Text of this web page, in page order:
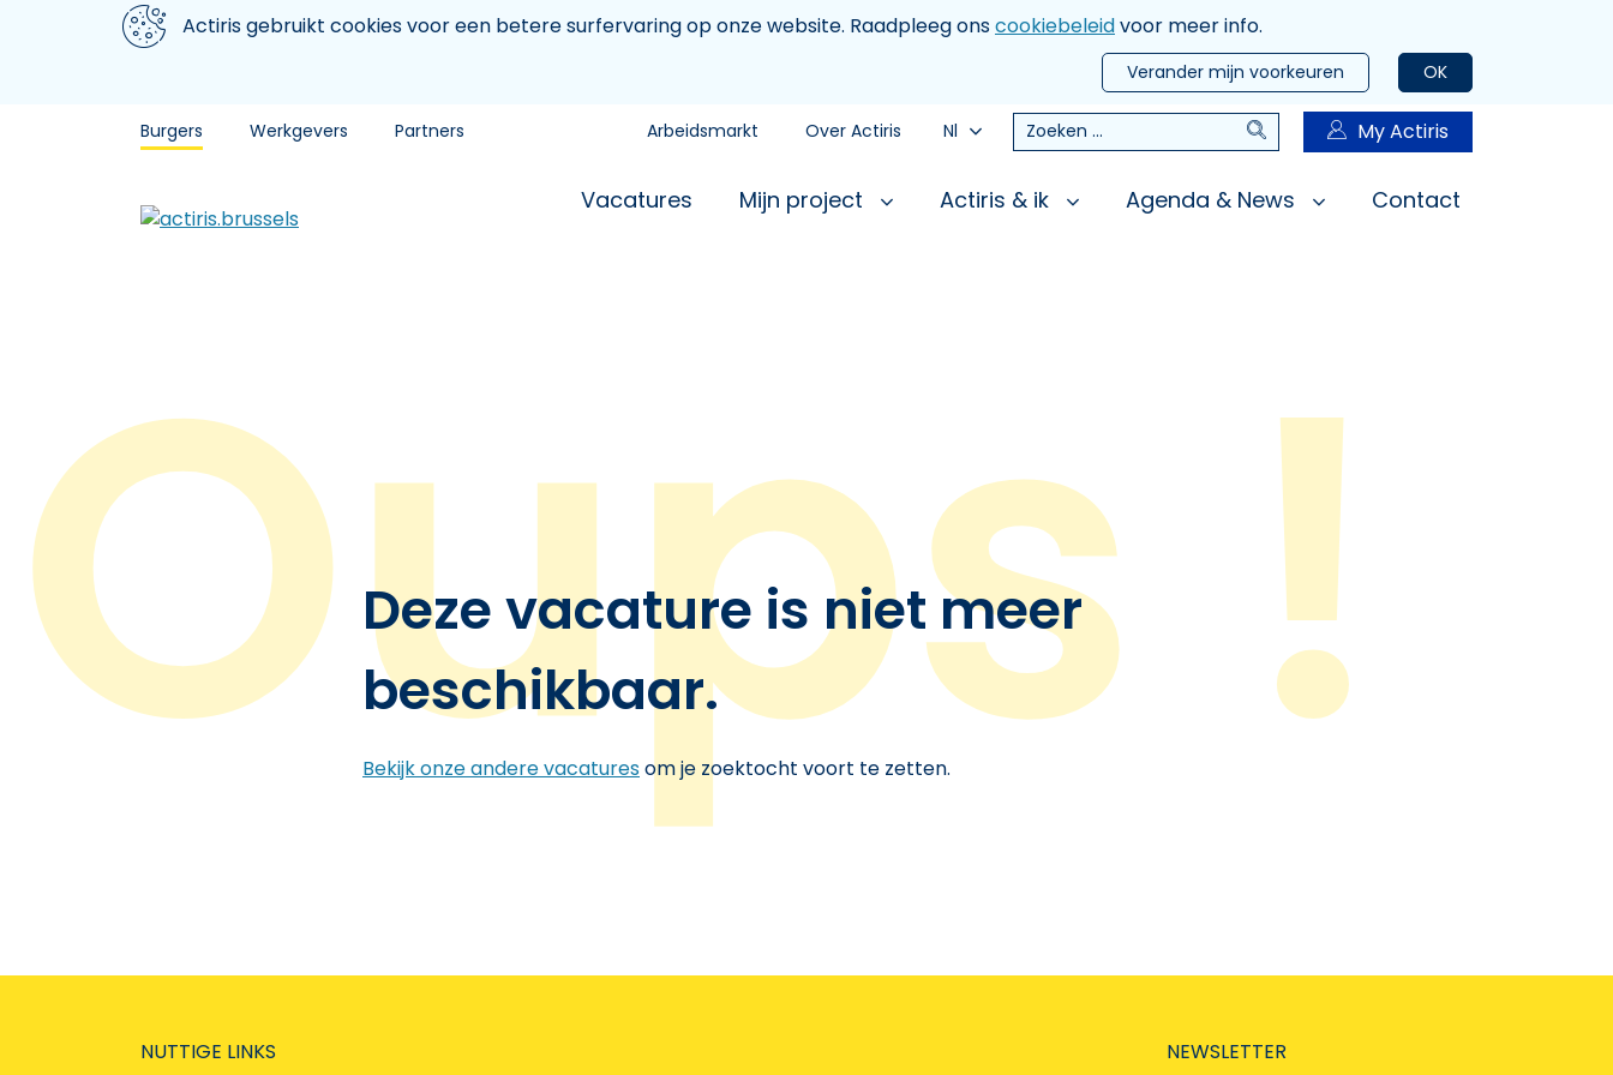
Aller au contenu principal
We gebruiken cookiesActiris gebruikt cookies voor een betere surfervaring op onze website. Raadpleeg onscookiebeleidvoor meer info.
OK
Verander mijn voorkeuren
Burgers Werkgevers Partners Arbeidsmarkt Over Actiris Nl Zoeken Zoeken My Actiris
Vacatures Mijn project Actiris & ik Agenda & News Contact
Deze vacature is niet meer
beschikbaar.
Bekijk onze andere vacaturesom je zoektocht voort te zetten.
NUTTIGE LINKS NEWSLETTER